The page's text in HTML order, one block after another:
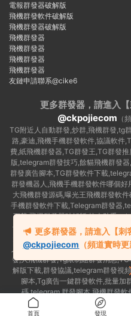
電報群發器破解版
飛機群發軟件破解版
飛機群發器破解版
飛機群發器
飛機群發器
飛機群發器
飛機群發器
友鏈申請聯系@cike6
更多群發器，請進入【
@ckpojiecom （
TG附近人自動群發,炒群,飛機群發,tg
路,豪迪,飛機手機群發軟件,協議軟件
費,紙飛機群發器,TG群發王,TG群發
版,telegram群發技巧,餘貓飛機群發
群發廣告腳本,TG群發軟件下載
群發機器人,飛機手機群發軟件哪個
大飛機群發源碼,曝光王飛機群發軟
手機群發軟件下載,Telegram群發器
下載,飛機群發器破解版,拉人助手
件,Telegram怎麽群發,協議号注冊機
費版,私信軟件,tg群發廣告
人軟件,telegram批量群發,群發器破
發,大飛機群發,Tg限制組群發消息
解版下載,群發協議,telegram群發視
腳本,Tg廣告一鍵群發軟件,批量
碼,telegram 群發腳本,飛機群發
碼,telegram 群發工具,
首頁 發現
更多群發器，請進入【刺
@ckpojiecom （頻道實時